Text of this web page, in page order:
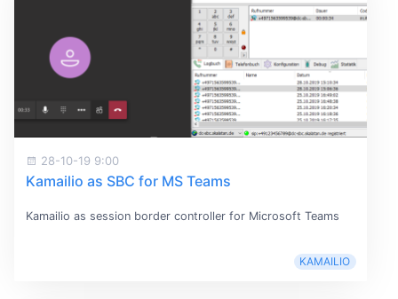
28-10-19 9:00
Kamailio as SBC for MS Teams
Kamailio as session border controller for Microsoft Teams
KAMAILIO